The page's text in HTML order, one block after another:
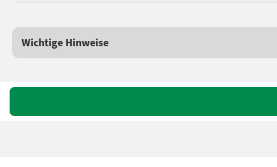
Wichtige Hinweise